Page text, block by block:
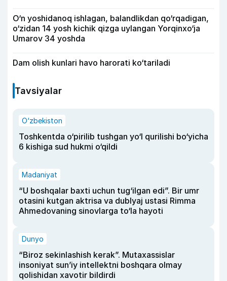
O‘n yoshidanoq ishlagan, balandlikdan qo‘rqadigan,
o‘zidan 14 yosh kichik qizga uylangan Yorqinxo‘ja
Umarov 34 yoshda
Dam olish kunlari havo harorati ko‘tariladi
Tavsiyalar
O‘zbekiston
Toshkentda o‘pirilib tushgan yo‘l qurilishi bo‘yicha
6 kishiga sud hukmi o‘qildi
Madaniyat
“U boshqalar baxti uchun tug‘ilgan edi”. Bir umr
otasini kutgan aktrisa va dublyaj ustasi Rimma
Ahmedovaning sinovlarga to‘la hayoti
Dunyo
“Biroz sekinlashish kerak”. Mutaxassislar
insoniyat sun’iy intellektni boshqara olmay
qolishidan xavotir bildirdi